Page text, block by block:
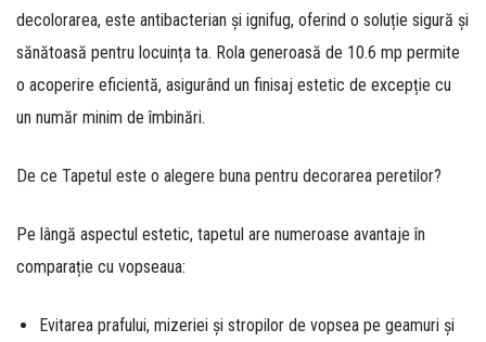
decolorarea, este antibacterian și ignifug, oferind o soluție sigură și
sănătoasă pentru locuința ta. Rola generoasă de 10.6 mp permite
o acoperire eficientă, asigurând un finisaj estetic de excepție cu
un număr minim de îmbinări.
De ce Tapetul este o alegere buna pentru decorarea peretilor?
Pe lângă aspectul estetic, tapetul are numeroase avantaje în
comparație cu vopseaua:
Evitarea prafului, mizeriei și stropilor de vopsea pe geamuri și